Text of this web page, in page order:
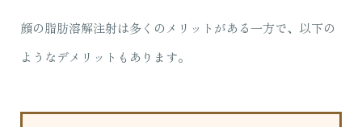
顔の脂肪溶解注射は多くのメリットがある一方で、以下の
ようなデメリットもあります。